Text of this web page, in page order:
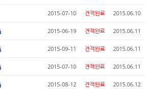
2015-07-10 견적완료 2015.06.10
2015-06-19 견적완료 2015.06.11
2015-09-11 견적완료 2015.06.11
2015-07-10 견적완료 2015.06.11
2015-08-12 견적완료 2015.06.12